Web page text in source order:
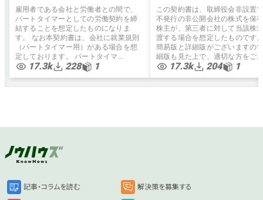
利）弁護士監修
雇用者である会社と労働者との間で、
パートタイマーとしての労働契約を締
結することを想定したものになりま
す。 なお本契約書は、会社に就業規則
（パートタイマー用）がある場合を想
定しております。 パートタイマ...
17.3k 228 1
この契約書は、取締役会非設置
不発行の非公開会社の株式を保
株主が、第三者に対して当該株
渡する場合を想定したものです
簡易版と詳細版がございますの
細版も見た上で、適切な方をご...
17.3k 204 1
記事・コラムを読む 解決策を募集する